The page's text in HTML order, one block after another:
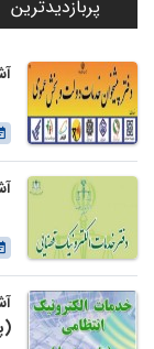
پربازدیدترین